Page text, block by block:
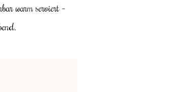
warm serviert –